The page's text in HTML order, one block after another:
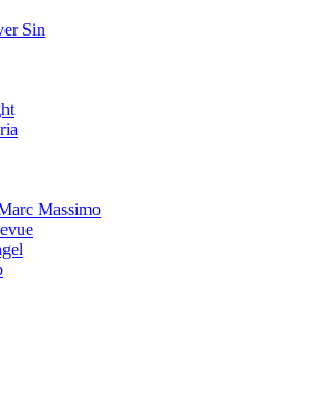
Sin
Massimo